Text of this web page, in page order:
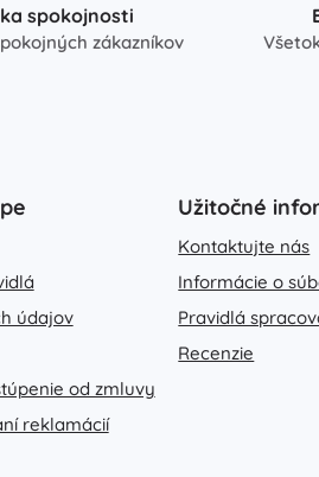
spokojnosti
zákazníkov
údajov
od zmluvy
reklamácií
Užitočné
Kontaktujte nás
Informácie o
Pravidlá
Recenzie